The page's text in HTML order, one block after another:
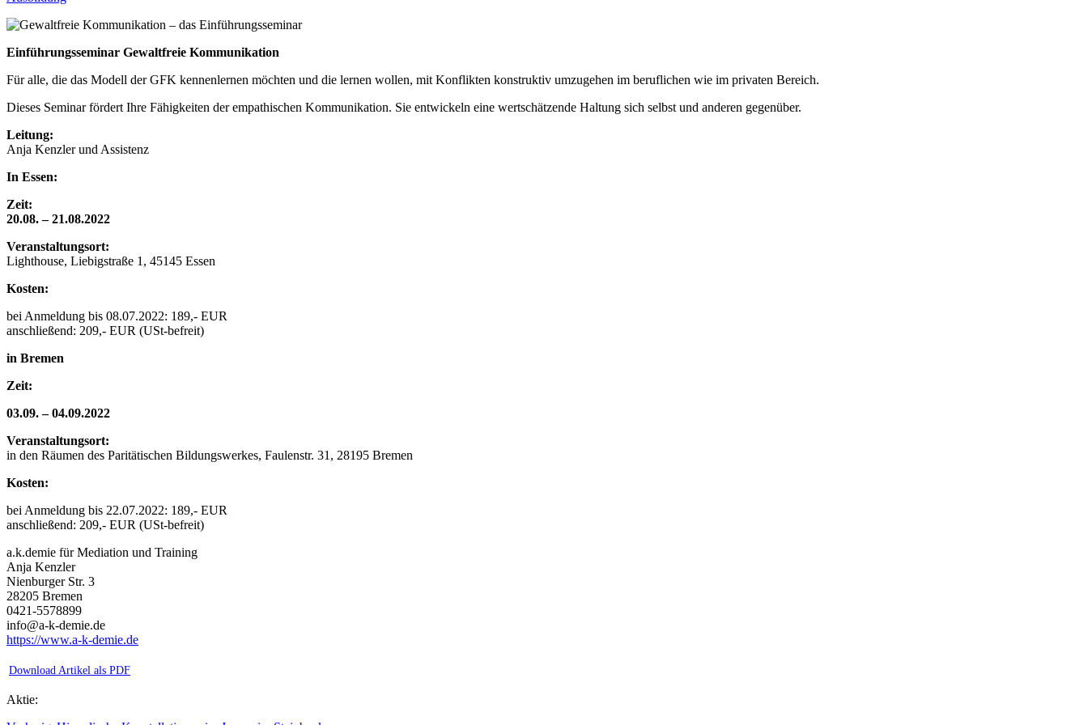
Einführungsseminar Gewaltfreie Kommunikation
Für alle, die das Modell der GFK kennenlernen möchten und die lernen wollen, mit Konflikten konstruktiv umzugehen im beruflichen wie im privaten Bereich.
Dieses Seminar fördert Ihre Fähigkeiten der empathischen Kommunikation. Sie entwickeln eine wertschätzende Haltung sich selbst und anderen gegenüber.
Leitung:
Anja Kenzler und Assistenz
In Essen:
Zeit:
20.08. – 21.08.2022
Veranstaltungsort:
Lighthouse, Liebigstraße 1, 45145 Essen
Kosten:
bei Anmeldung bis 08.07.2022: 189,- EUR
anschließend: 209,- EUR (USt-befreit)
in Bremen
Zeit:
03.09. – 04.09.2022
Veranstaltungsort:
in den Räumen des Paritätischen Bildungswerkes, Faulenstr. 31, 28195 Bremen
Kosten:
bei Anmeldung bis 22.07.2022: 189,- EUR
anschließend: 209,- EUR (USt-befreit)
a.k.demie für Mediation und Training
Anja Kenzler
Nienburger Str. 3
28205 Bremen
0421-5578899
info@a-k-demie.de
https://www.a-k-demie.de
Download Artikel als PDF
Aktie: